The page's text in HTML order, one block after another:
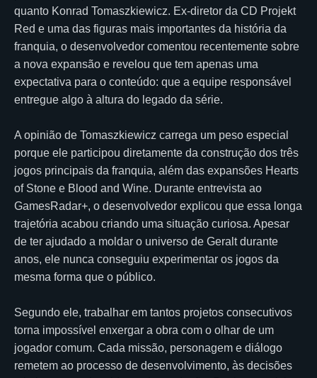
quanto Konrad Tomaszkiewicz. Ex-diretor da CD Projekt
Red e uma das figuras mais importantes da história da
franquia, o desenvolvedor comentou recentemente sobre
a nova expansão e revelou que tem apenas uma
expectativa para o conteúdo: que a equipe responsável
entregue algo à altura do legado da série.
A opinião de Tomaszkiewicz carrega um peso especial
porque ele participou diretamente da construção dos três
jogos principais da franquia, além das expansões Hearts
of Stone e Blood and Wine. Durante entrevista ao
GamesRadar+, o desenvolvedor explicou que essa longa
trajetória acabou criando uma situação curiosa. Apesar
de ter ajudado a moldar o universo de Geralt durante
anos, ele nunca conseguiu experimentar os jogos da
mesma forma que o público.
Segundo ele, trabalhar em tantos projetos consecutivos
torna impossível enxergar a obra com o olhar de um
jogador comum. Cada missão, personagem e diálogo
remetem ao processo de desenvolvimento, às decisões